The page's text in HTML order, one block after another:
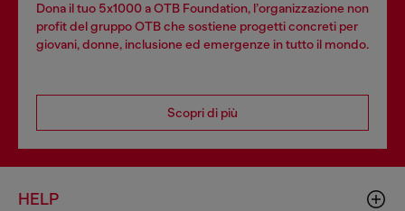
Dona il tuo 5x1000 a OTB Foundation, l’organizzazione non
profit del gruppo OTB che sostiene progetti concreti per
giovani, donne, inclusione ed emergenze in tutto il mondo.
Scopri di più
HELP